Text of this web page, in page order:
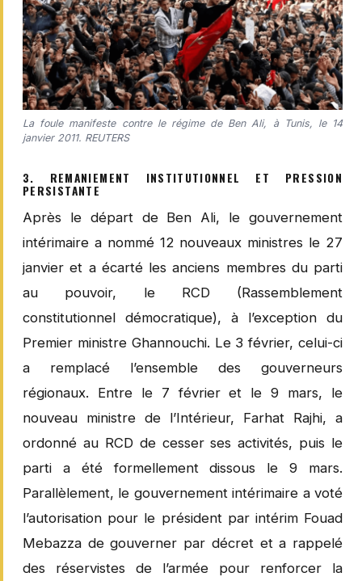
La foule manifeste contre le régime de Ben Ali, à Tunis, le 14
janvier 2011. REUTERS
3. REMANIEMENT INSTITUTIONNEL ET PRESSION
PERSISTANTE
Après le départ de Ben Ali, le gouvernement
intérimaire a nommé 12 nouveaux ministres le 27
janvier et a écarté les anciens membres du parti
au pouvoir, le RCD (Rassemblement
constitutionnel démocratique), à l’exception du
Premier ministre Ghannouchi. Le 3 février, celui-ci
a remplacé l’ensemble des gouverneurs
régionaux. Entre le 7 février et le 9 mars, le
nouveau ministre de l’Intérieur, Farhat Rajhi, a
ordonné au RCD de cesser ses activités, puis le
parti a été formellement dissous le 9 mars.
Parallèlement, le gouvernement intérimaire a voté
l’autorisation pour le président par intérim Fouad
Mebazza de gouverner par décret et a rappelé
des réservistes de l’armée pour renforcer la